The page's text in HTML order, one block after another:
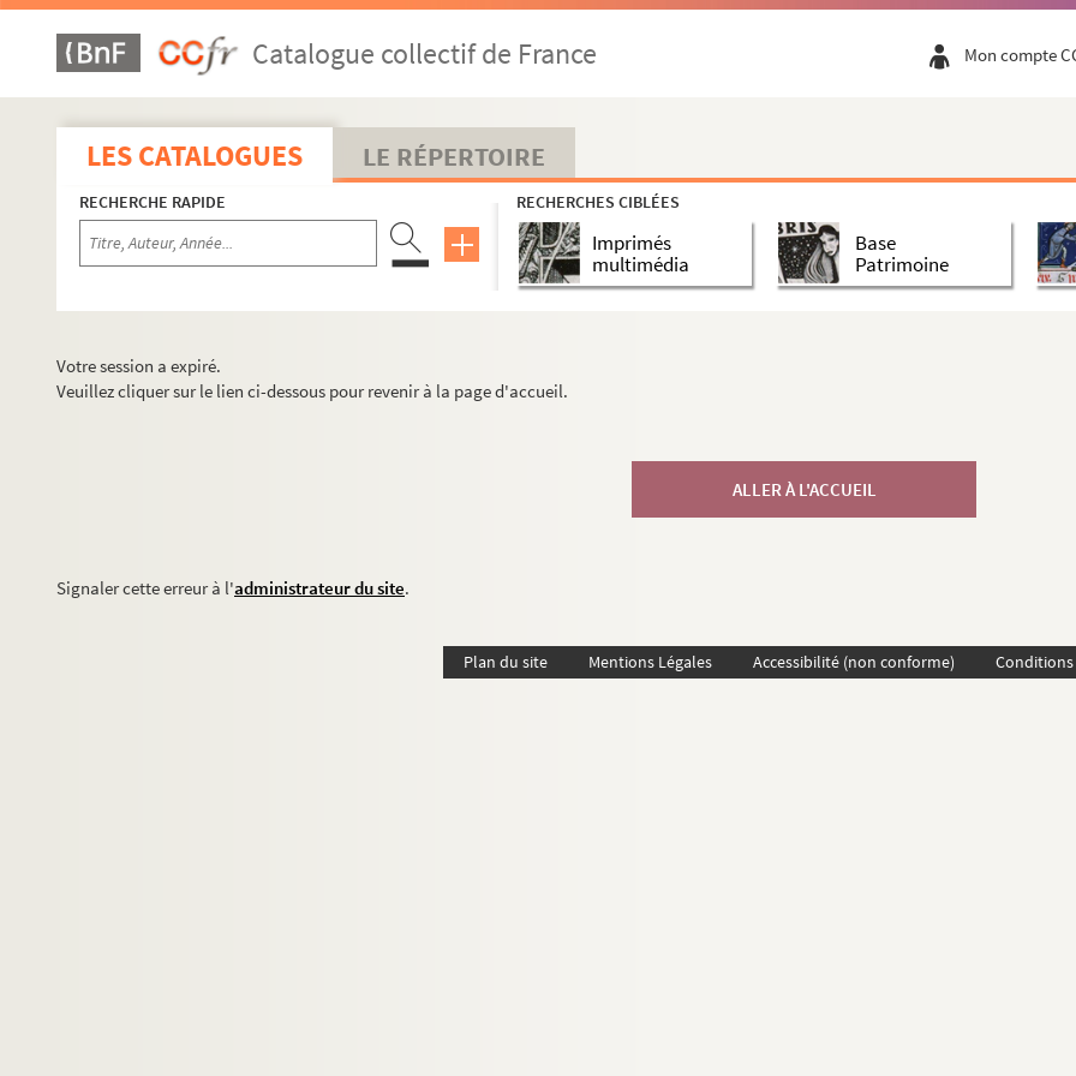
Catalogue collectif de France Mon compte
LES CATALOGUES LE RÉPERTOIRE
RECHERCHE RAPIDE RECHERCHES CIBLÉES
Imprimés
multimédia
Base
Patrimoine
Votre session a expiré.
Veuillez cliquer sur le lien ci-dessous pour revenir à la page d'accueil.
ALLER À L'ACCUEIL
Signaler cette erreur à l'administrateur du site.
Plan du site Mentions Légales Accessibilité (non conforme)